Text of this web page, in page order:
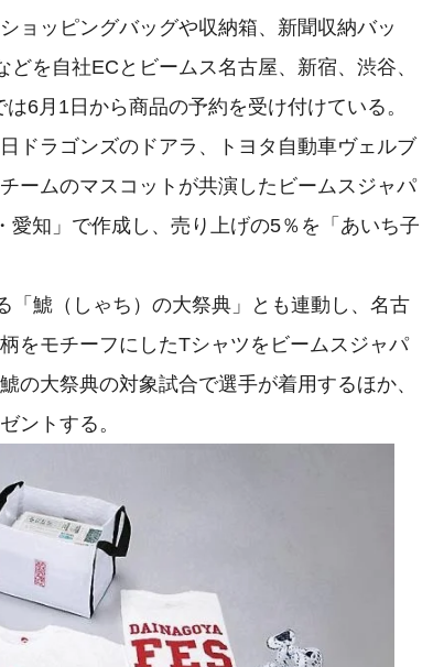
ョッピングバッグや収納箱、新聞収納バッ
を自社ECとビームス名古屋、新宿、渋谷、
6月1日から商品の予約を受け付けている。
ドラゴンズのドアラ、トヨタ自動車ヴェルブ
ームのマスコットが共演したビームスジャパ
知」で作成し、売り上げの5％を「あいち子
鯱（しゃち）の大祭典」とも連動し、名古
をモチーフにしたTシャツをビームスジャパ
の大祭典の対象試合で選手が着用するほか、
ントする。